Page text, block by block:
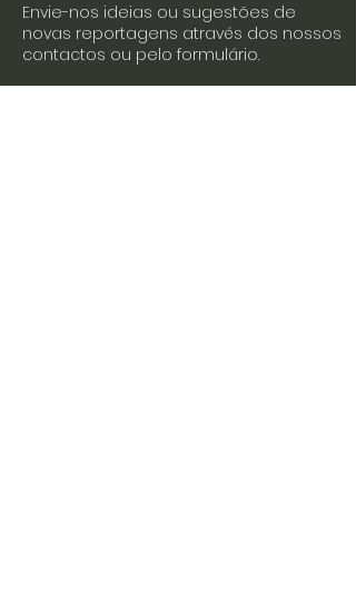
Envie-nos ideias ou sugestões de
novas reportagens através dos nossos
contactos ou pelo formulário.